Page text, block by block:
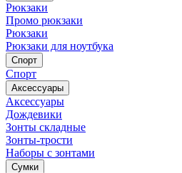
Рюкзаки
Промо рюкзаки
Рюкзаки
Рюкзаки для ноутбука
Спорт
Спорт
Аксессуары
Аксессуары
Дождевики
Зонты складные
Зонты-трости
Наборы с зонтами
Сумки